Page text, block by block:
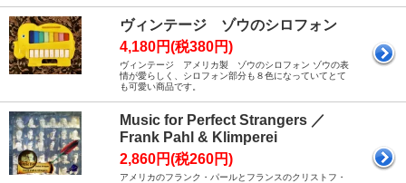
ヴィンテージ ゾウのシロフォン
4,180円(税380円)
ヴィンテージ アメリカ製 ゾウのシロフォン ゾウの表
情が愛らしく、シロフォン部分も８色になっていてとて
も可愛い商品です。
Music for Perfect Strangers ／
Frank Pahl & Klimperei
2,860円(税260円)
アメリカのフランク・パールとフランスのクリストフ・